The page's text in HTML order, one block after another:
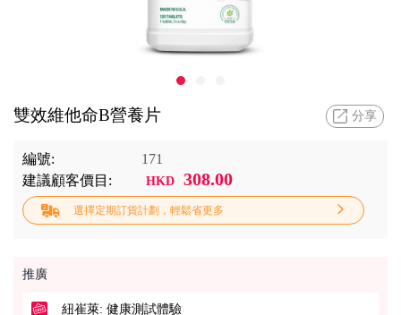
雙效維他命B營養片 分享
編號:
171
建議顧客價目:
HKD 308.00
選擇定期訂貨計劃，輕鬆省更多
推廣
紐崔萊: 健康測試體驗